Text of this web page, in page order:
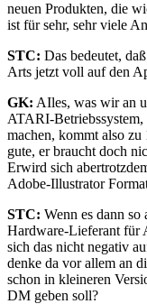
neuen Produkten, die
ist für sehr, sehr viele
STC: Das bedeutet,
Arts jetzt voll auf den
GK: AIles, was wir an
ATARI-
machen, kommt also
gute, er braucht doch
Erwird sich
Adobe-Illustrator
STC: Wenn es dann so
Hardware-Lieferant für
sich das nicht negativ
denke da vor allem an
schon in kleineren
DM geben soll?